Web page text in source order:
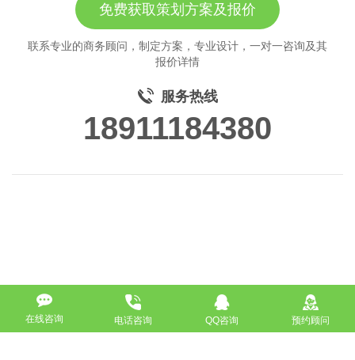
免费获取策划方案及报价
联系专业的商务顾问，制定方案，专业设计，一对一咨询及其
报价详情
服务热线
18911184380
在线咨询 电话咨询 QQ咨询 预约顾问